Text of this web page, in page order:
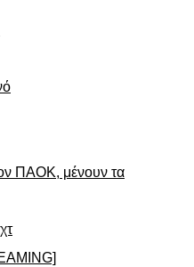
ΠΑΟΚ, μένουν τα